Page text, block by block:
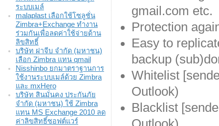
ระบบเมล์
malaplast เลือกใช้โซลูชั่น
Zimbra+Exchange ทำงาน
ร่วมกันเพื่อลดค่าใช้จ่ายด้าน
ลิขสิทธิ์
บริษัท ฝาจีบ จำกัด (มหาชน)
เลือก Zimbra แทน qmail
Nisshinbo ยกมาตราฐานการ
ใช้งานระบบเมล์ด้วย Zimbra
และ mxHero
บริษัท สินมั่นคง ประกันภัย
จำกัด (มหาชน) ใช้ Zimbra
แทน MS Exchange 2010 ลด
ค่าลิขสิทธิ์ซอฟต์แวร์
gmail.com etc.
Protection
Easy to
backup
Whitelist
Outlook)
Blacklist